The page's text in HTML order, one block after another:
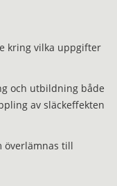
kring vilka uppgifter
och utbildning både
av släckeffekten
överlämnas till